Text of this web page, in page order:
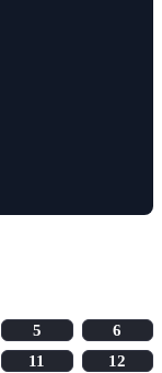
5
6
11
12